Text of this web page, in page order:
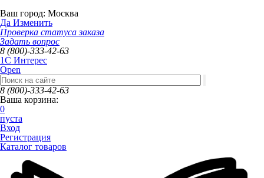
Ваш город: Москва
Да Изменить
Проверка статуса заказа
Задать вопрос
8 (800)-333-42-63
1C Интерес
Open
8 (800)-333-42-63
Ваша корзина:
0
пуста
Вход
Регистрация
Каталог товаров